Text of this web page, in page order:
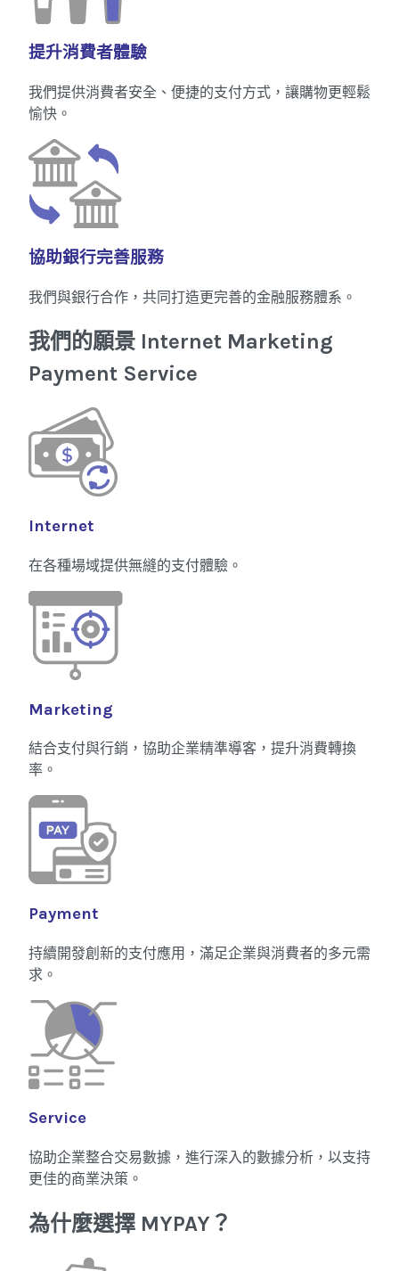
提升消費者體驗
我們提供消費者安全、便捷的支付方式，讓購物更輕鬆
愉快。
協助銀行完善服務
我們與銀行合作，共同打造更完善的金融服務體系。
我們的願景 Internet Marketing
Payment Service
Internet
在各種場域提供無縫的支付體驗。
Marketing
結合支付與行銷，協助企業精準導客，提升消費轉換
率。
Payment
持續開發創新的支付應用，滿足企業與消費者的多元需
求。
Service
協助企業整合交易數據，進行深入的數據分析，以支持
更佳的商業決策。
為什麼選擇 MYPAY？